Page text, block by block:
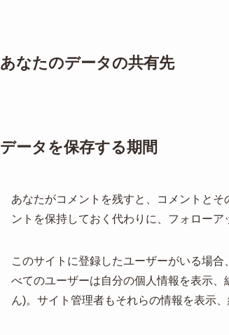
あなたのデータの共有先
データを保存する期間
あなたがコメントを残すと、コメントと
ントを保持しておく代わりに、フォロー
このサイトに登録したユーザーがいる場
べてのユーザーは自分の個人情報を表示
ん)。サイト管理者もそれらの情報を表示、